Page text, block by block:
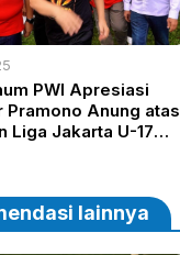
PWI Apresiasi
Pramono Anung atas
Liga Jakarta U-17
lainnya